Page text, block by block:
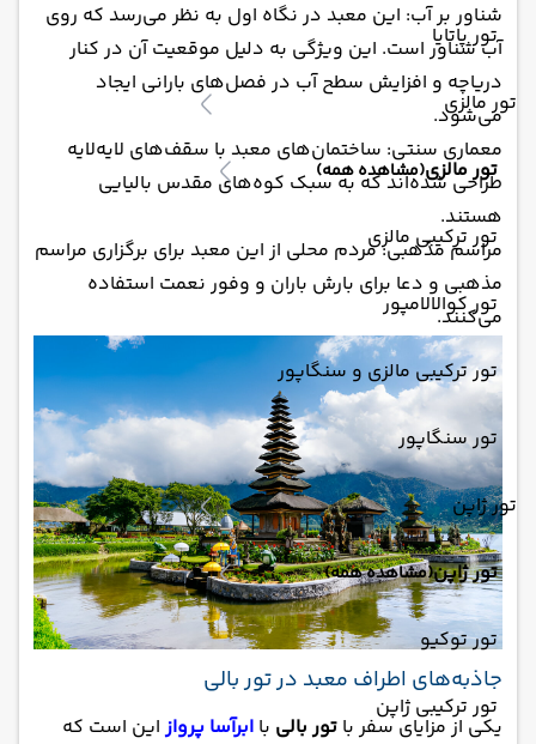
تور پاتایا
تور مالزی
تور مالزی(مشاهده همه)
تور ترکیبی مالزی
تور کوالالامپور
تور ترکیبی مالزی و سنگاپور
تور سنگاپور
تور ژاپن
تور ژاپن(مشاهده همه)
تور توکیو
تور ترکیبی ژاپن
شناور بر آب: این معبد در نگاه اول به نظر می‌رسد که روی
آب شناور است. این ویژگی به دلیل موقعیت آن در کنار
دریاچه و افزایش سطح آب در فصل‌های بارانی ایجاد
می‌شود.
معماری سنتی: ساختمان‌های معبد با سقف‌های لایه‌لایه
طراحی شده‌اند که به سبک کوه‌های مقدس بالیایی
هستند.
مراسم مذهبی: مردم محلی از این معبد برای برگزاری مراسم
مذهبی و دعا برای بارش باران و وفور نعمت استفاده
می‌کنند.
جاذبه‌های اطراف معبد در تور بالی
یکی از مزایای سفر با تور بالی با ابرآسا پروازاین است که